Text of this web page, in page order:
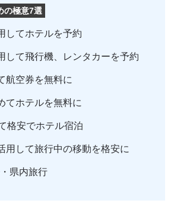
の極意7選
してホテルを予約
して飛行機、レンタカーを予約
航空券を無料に
てホテルを無料に
格安でホテル宿泊
用して旅行中の移動を格安に
県内旅行